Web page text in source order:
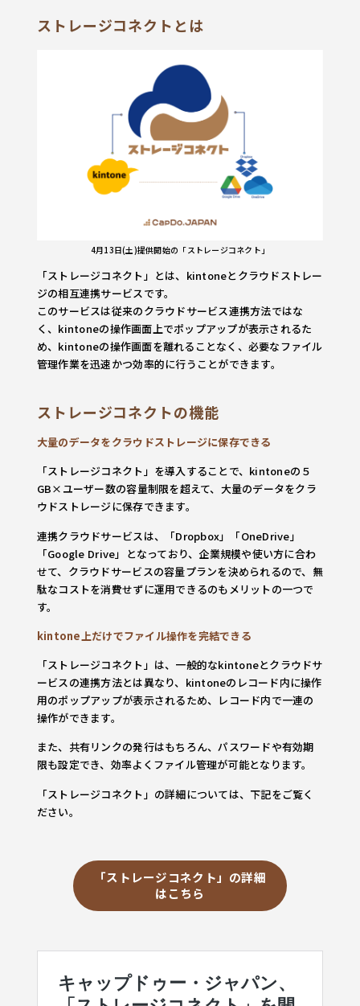
ストレージコネクトとは
4月13日(土)提供開始の「ストレージコネクト」
「ストレージコネクト」とは、kintoneとクラウドストレー
ジの相互連携サービスです。
このサービスは従来のクラウドサービス連携方法ではな
く、kintoneの操作画面上でポップアップが表示されるた
め、kintoneの操作画面を離れることなく、必要なファイル
管理作業を迅速かつ効率的に行うことができます。
ストレージコネクトの機能
大量のデータをクラウドストレージに保存できる
「ストレージコネクト」を導入することで、kintoneの５
GB×ユーザー数の容量制限を超えて、大量のデータをクラ
ウドストレージに保存できます。
連携クラウドサービスは、「Dropbox」「OneDrive」
「Google Drive」となっており、企業規模や使い方に合わ
せて、クラウドサービスの容量プランを決められるので、無
駄なコストを消費せずに運用できるのもメリットの一つで
す。
kintone上だけでファイル操作を完結できる
「ストレージコネクト」は、一般的なkintoneとクラウドサ
ービスの連携方法とは異なり、kintoneのレコード内に操作
用のポップアップが表示されるため、レコード内で一連の
操作ができます。
また、共有リンクの発行はもちろん、パスワードや有効期
限も設定でき、効率よくファイル管理が可能となります。
「ストレージコネクト」の詳細については、下記をご覧く
ださい。
「ストレージコネクト」の詳細
はこちら